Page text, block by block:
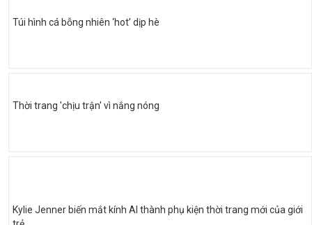
Túi hình cá bỗng nhiên ‘hot’ dịp hè
Thời trang 'chịu trận' vì nắng nóng
Kylie Jenner biến mắt kính AI thành phụ kiện thời trang mới của giới